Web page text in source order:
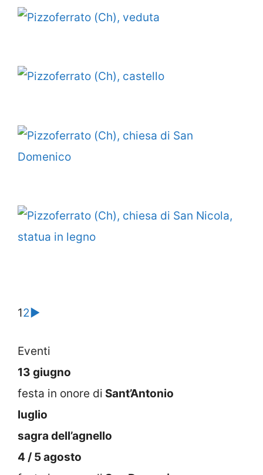
12►
Eventi
13 giugno
festa in onore di Sant’Antonio
luglio
sagra dell’agnello
4 / 5 agosto